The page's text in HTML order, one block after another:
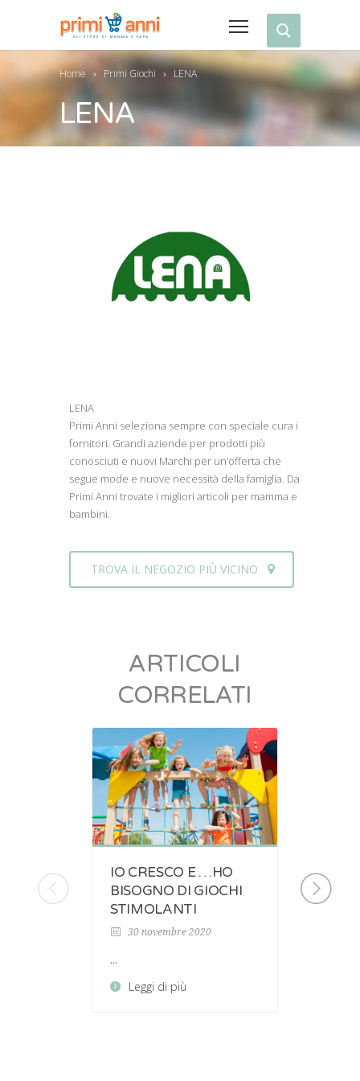
Home Primi Giochi LENA
LENA
LENA
Primi Anni seleziona sempre con speciale cura i
fornitori. Grandi aziende per prodotti più
conosciuti e nuovi Marchi per un’offerta che
segue mode e nuove necessità della famiglia. Da
Primi Anni trovate i migliori articoli per mamma e
bambini.
TROVA IL NEGOZIO PIÙ VICINO
ARTICOLI
CORRELATI
IO CRESCO E …HO
BISOGNO DI GIOCHI
STIMOLANTI
30 novembre 2020
...
Leggi di più
IL